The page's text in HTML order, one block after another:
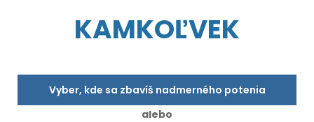
KAMKOĽVEK
Vyber, kde sa zbavíš nadmerného potenia
alebo